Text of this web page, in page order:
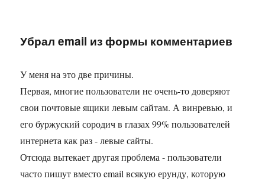
Убрал email из формы комментариев
У меня на это две причины.
Первая, многие пользователи не очень-то доверяют
свои почтовые ящики левым сайтам. А винревью, и
его буржуский сородич в глазах 99% пользователей
интернета как раз - левые сайты.
Отсюда вытекает другая проблема - пользователи
часто пишут вместо email всякую ерунду, которую